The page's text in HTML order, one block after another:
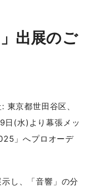
出展のご
東京都世田谷区、
日(水)より幕張メッ
」へプロオーデ
し、「音響」の分